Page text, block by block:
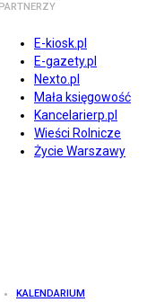
PARTNERZY
E-kiosk.pl
E-gazety.pl
Nexto.pl
Mała księgowość
Kancelarierp.pl
Wieści Rolnicze
Życie Warszawy
KALENDARIUM